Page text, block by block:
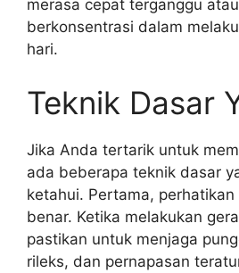
merasa cepat terganggu
berkonsentrasi dalam
hari.
Teknik Dasar
Jika Anda tertarik untuk
ada beberapa teknik dasar
ketahui. Pertama,
benar. Ketika melakukan
pastikan untuk menjaga
rileks, dan pernapasan